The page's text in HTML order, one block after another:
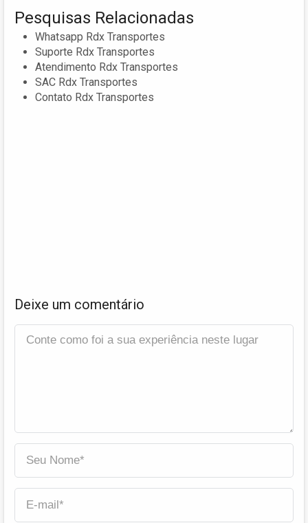
Pesquisas Relacionadas
Whatsapp Rdx Transportes
Suporte Rdx Transportes
Atendimento Rdx Transportes
SAC Rdx Transportes
Contato Rdx Transportes
Deixe um comentário